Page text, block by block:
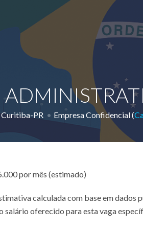
Curitiba-PR Empresa Confidencial (
por mês (estimado)
calculada com base em dados
salário oferecido para esta vaga